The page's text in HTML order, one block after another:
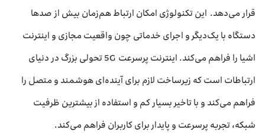
قرار می‌دهد. این تکنولوژی امکان ارتباط هم‌زمان بیش از صدها
دستگاه با یک‌دیگر و اجرای خدماتی چون واقعیت مجازی و اینترنت
اشیا را فراهم می‌کند. اینترنت پرسرعت 5G تحولی بزرگ در دنیای
ارتباطات است که زیرساخت لازم برای آینده‌ای هوشمند و متصل را
فراهم می‌کند و با تاخیر بسیار کم و استفاده از بیشترین ظرفیت
شبکه، تجربه پرسرعت و پایدار برای کاربران فراهم می‌کند.